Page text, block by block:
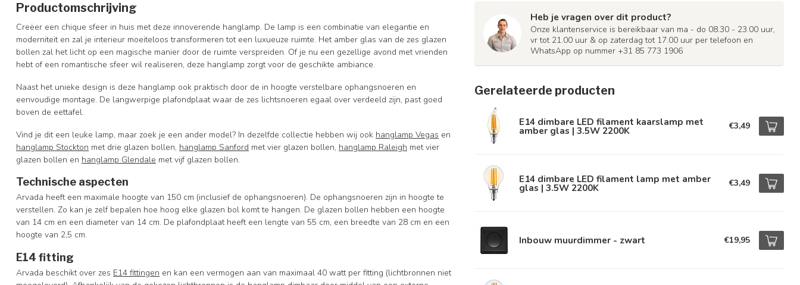
Productomschrijving
Creëer een chique sfeer in huis met deze innoverende hanglamp. De lamp is een combinatie van elegantie en
moderniteit en zal je interieur moeiteloos transformeren tot een luxueuze ruimte. Het amber glas van de zes glazen
bollen zal het licht op een magische manier door de ruimte verspreiden. Of je nu een gezellige avond met vrienden
hebt of een romantische sfeer wil realiseren, deze hanglamp zorgt voor de geschikte ambiance.
Naast het unieke design is deze hanglamp ook praktisch door de in hoogte verstelbare ophangsnoeren en
eenvoudige montage. De langwerpige plafondplaat waar de zes lichtsnoeren egaal over verdeeld zijn, past goed
boven de eettafel.
Vind je dit een leuke lamp, maar zoek je een ander model? In dezelfde collectie hebben wij ook hanglamp Vegas en
hanglamp Stockton met drie glazen bollen, hanglamp Sanford met vier glazen bollen, hanglamp Raleigh met vier
glazen bollen en hanglamp Glendale met vijf glazen bollen.
Technische aspecten
Arvada heeft een maximale hoogte van 150 cm (inclusief de ophangsnoeren). De ophangsnoeren zijn in hoogte te
verstellen. Zo kan je zelf bepalen hoe hoog elke glazen bol komt te hangen. De glazen bollen hebben een hoogte
van 14 cm en een diameter van 14 cm. De plafondplaat heeft een lengte van 55 cm, een breedte van 28 cm en een
hoogte van 2,5 cm.
E14 fitting
Arvada beschikt over zes E14 fittingen en kan een vermogen aan van maximaal 40 watt per fitting (lichtbronnen niet
Heb je vragen over dit product?
Onze klantenservice is bereikbaar van ma - do 08.30 - 23.00 uur,
vr tot 21.00 uur & op zaterdag tot 17.00 uur per telefoon en
WhatsApp op nummer +31 85 773 1906
Gerelateerde producten
E14 dimbare LED filament kaarslamp met
amber glas | 3.5W 2200K €3,49
E14 dimbare LED filament lamp met amber
glas | 3.5W 2200K €3,49
Inbouw muurdimmer - zwart €19,95